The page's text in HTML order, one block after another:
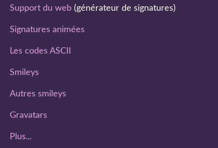
Support du web (générateur de signatures)
Signatures animées
Les codes ASCII
Smileys
Autres smileys
Gravatars
Plus...